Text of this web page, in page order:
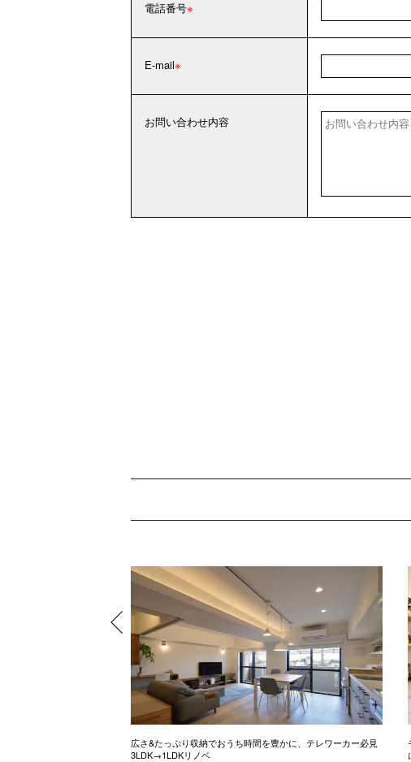
電話番号
E-mail
お問い合わせ内容
広さ&たっぷり収納でおうち時間を豊かに、テレワーカー必見
3LDK→1LDKリノベ